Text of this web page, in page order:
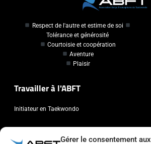
Gérer le consentement aux
Respect de l'autre et estime de soi
Tolérance et générosité
Courtoisie et coopération
Aventure
Plaisir
Travailler à l'ABFT
Initiateur en Taekwondo